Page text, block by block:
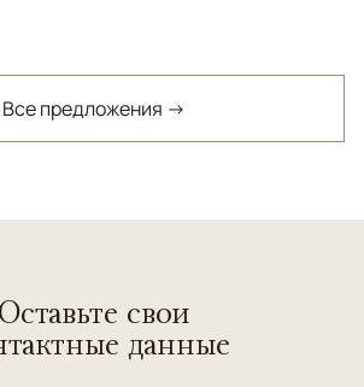
Все предложения →
Оставьте свои
данные